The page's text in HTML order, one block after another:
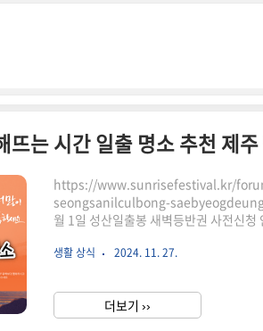
https://www.sunrisefestival.kr/
seongsanilculbong-
월 1일 성산일출봉 새벽등반권 사전신
다. 12월 20일, 낮 12시 홈페이지를 통해
니다. 새해의 첫 빛을 맞으며 소망을 담아
생활 상식 2024. 11. 27.
더보기 ››